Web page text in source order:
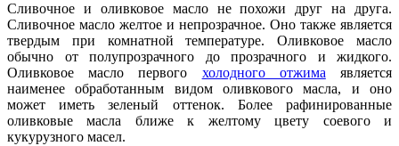
Сливочное и оливковое масло не похожи друг на друга.
Сливочное масло желтое и непрозрачное. Оно также является
твердым при комнатной температуре. Оливковое масло
обычно от полупрозрачного до прозрачного и жидкого.
Оливковое масло первого холодного отжима является
наименее обработанным видом оливкового масла, и оно
может иметь зеленый оттенок. Более рафинированные
оливковые масла ближе к желтому цвету соевого и
кукурузного масел.